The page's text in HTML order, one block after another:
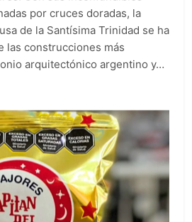
por cruces doradas, la
de la Santísima Trinidad se ha
las construcciones más
arquitectónico argentino y…